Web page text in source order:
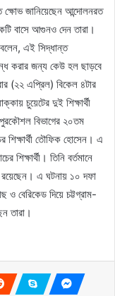
ক্ষোভ জানিয়েছেন আন্দোলনরত
বাসে আগুনও দেন তারা।
বলেন, এই সিদ্ধান্ত
করার জন্য কেউ হল ছাড়বে
(২২ এপ্রিল) বিকেল ৪টার
চুয়েটের দুই শিক্ষার্থী
বিভাগের ২০তম
শিক্ষার্থী তৌফিক হোসেন। এ
তিনি বর্তমানে
রয়েছেন। এ ঘটনায় ১০ দফা
ও বেরিকেড দিয়ে চট্টগ্রাম-
তারা।